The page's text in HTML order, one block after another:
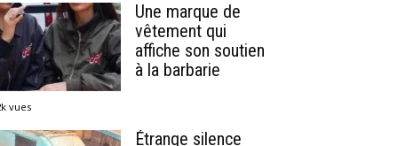
Une marque de
vêtement qui
affiche son soutien
à la barbarie
vues
Étrange silence